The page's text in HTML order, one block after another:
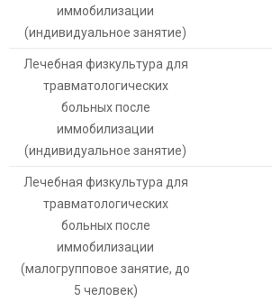
иммобилизации
(индивидуальное занятие)
Лечебная физкультура для
травматологических
больных после
иммобилизации
(индивидуальное занятие)
Лечебная физкультура для
травматологических
больных после
иммобилизации
(малогрупповое занятие, до
5 человек)